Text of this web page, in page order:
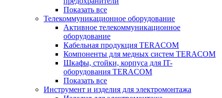
Показать все
Телекоммуникационное оборудование
Активное телекоммуникационное
оборудование
Кабельная продукция TERACOM
Компоненты для медных систем TERACOM
Шкафы, стойки, корпуса для IT-
оборудования TERACOM
Показать все
Инструмент и изделия для электромонтажа